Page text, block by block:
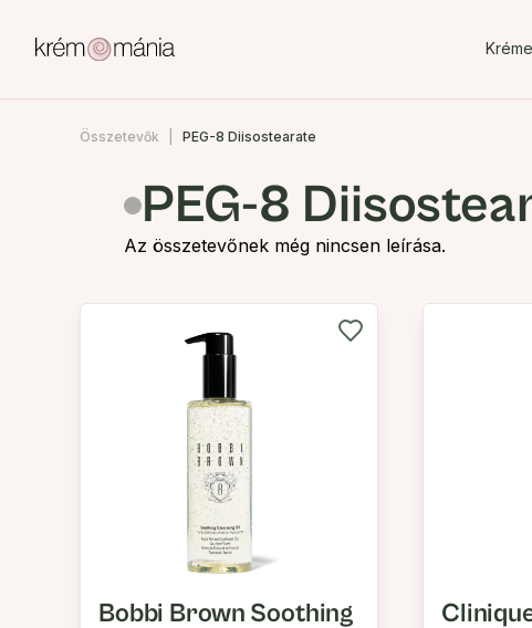
Összetevők PEG-8 Diisostearate
PEG-8
Az összetevőnek még nincsen leírása.
Bobbi Brown Soothing